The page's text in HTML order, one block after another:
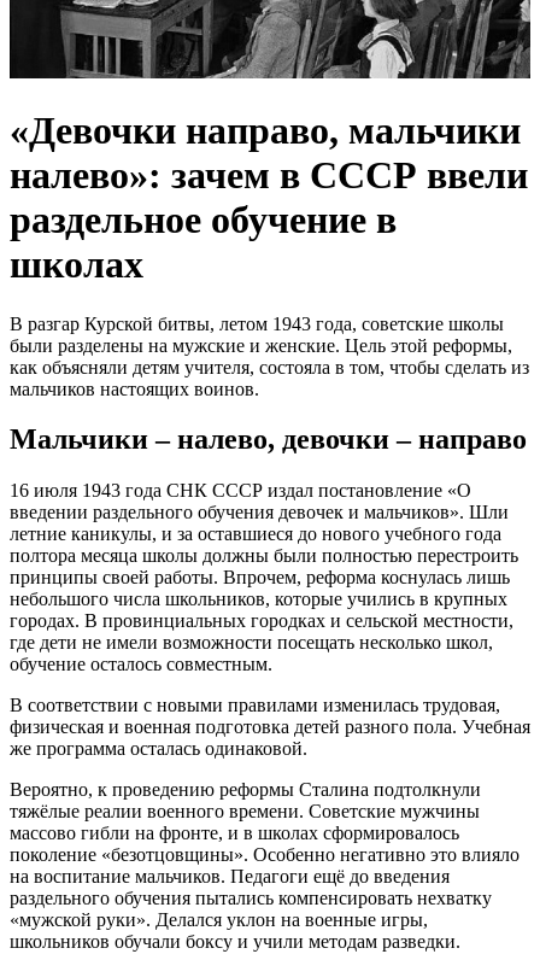
«Девочки направо, мальчики
налево»: зачем в СССР ввели
раздельное обучение в
школах
В разгар Курской битвы, летом 1943 года, советские школы
были разделены на мужские и женские. Цель этой реформы,
как объясняли детям учителя, состояла в том, чтобы сделать из
мальчиков настоящих воинов.
Мальчики – налево, девочки – направо
16 июля 1943 года СНК СССР издал постановление «О
введении раздельного обучения девочек и мальчиков». Шли
летние каникулы, и за оставшиеся до нового учебного года
полтора месяца школы должны были полностью перестроить
принципы своей работы. Впрочем, реформа коснулась лишь
небольшого числа школьников, которые учились в крупных
городах. В провинциальных городках и сельской местности,
где дети не имели возможности посещать несколько школ,
обучение осталось совместным.
В соответствии с новыми правилами изменилась трудовая,
физическая и военная подготовка детей разного пола. Учебная
же программа осталась одинаковой.
Вероятно, к проведению реформы Сталина подтолкнули
тяжёлые реалии военного времени. Советские мужчины
массово гибли на фронте, и в школах сформировалось
поколение «безотцовщины». Особенно негативно это влияло
на воспитание мальчиков. Педагоги ещё до введения
раздельного обучения пытались компенсировать нехватку
«мужской руки». Делался уклон на военные игры,
школьников обучали боксу и учили методам разведки.